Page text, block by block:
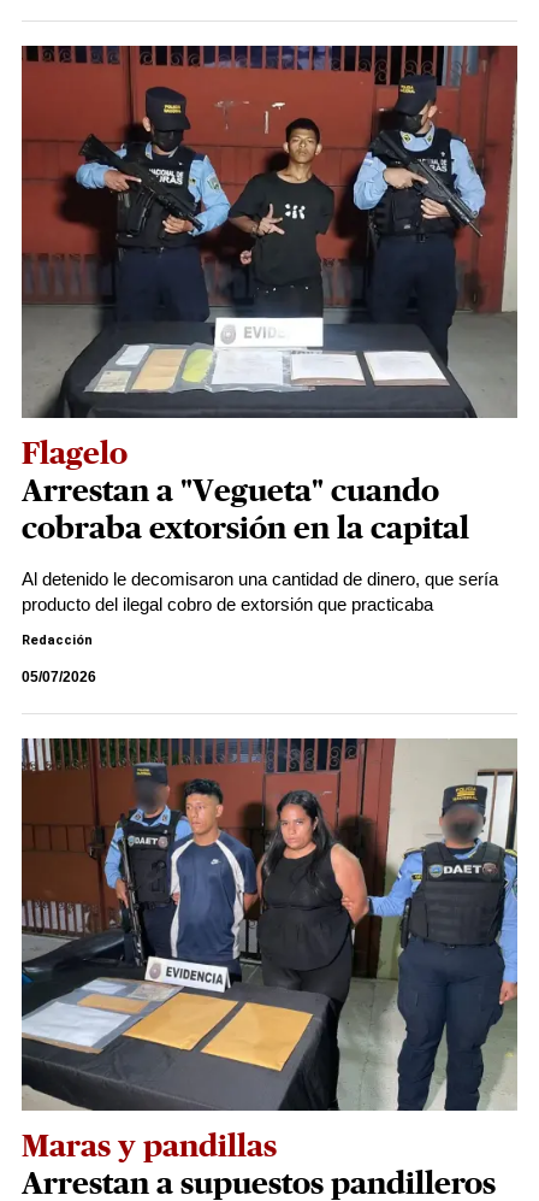
Flagelo
Arrestan a "Vegueta" cuando
cobraba extorsión en la capital
Al detenido le decomisaron una cantidad de dinero, que sería
producto del ilegal cobro de extorsión que practicaba
Redacción
05/07/2026
Maras y pandillas
Arrestan a supuestos pandilleros